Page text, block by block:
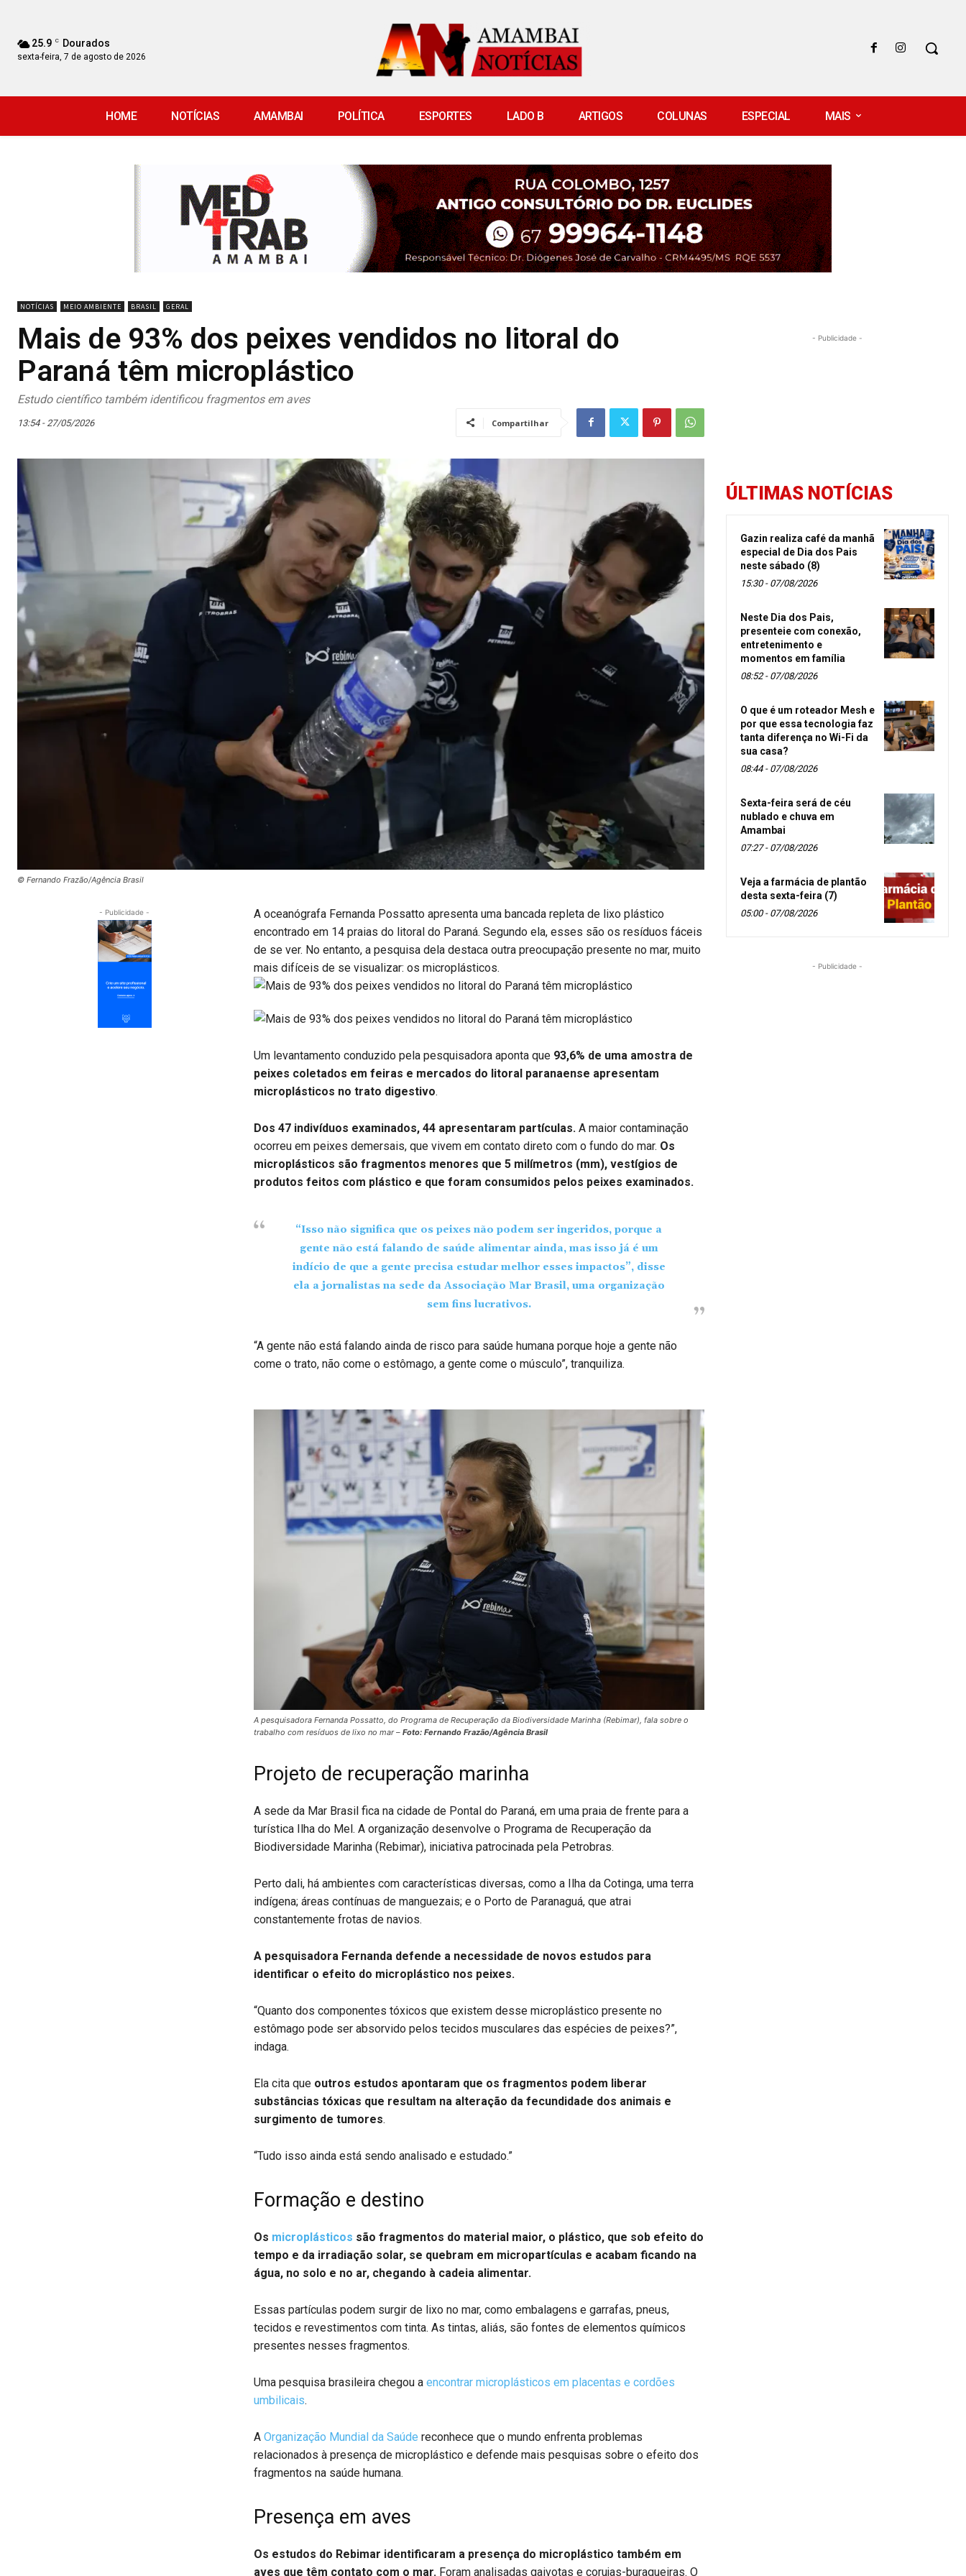
25.9 C Dourados
sexta-feira, 7 de agosto de 2026
HOME NOTÍCIAS AMAMBAI POLÍTICA ESPORTES LADO B ARTIGOS COLUNAS ESPECIAL MAIS
NOTÍCIAS MEIO AMBIENTE BRASIL GERAL
Mais de 93% dos peixes vendidos no litoral do
Paraná têm microplástico
Estudo científico também identificou fragmentos em aves
13:54 - 27/05/2026 Compartilhar
© Fernando Frazão/Agência Brasil
- Publicidade -
A oceanógrafa Fernanda Possatto apresenta uma bancada repleta de lixo plástico
encontrado em 14 praias do litoral do Paraná. Segundo ela, esses são os resíduos fáceis
de se ver. No entanto, a pesquisa dela destaca outra preocupação presente no mar, muito
mais difíceis de se visualizar: os microplásticos.
Um levantamento conduzido pela pesquisadora aponta que93,6% de uma amostra de
peixes coletados em feiras e mercados do litoral paranaense apresentam
microplásticos no trato digestivo.
Dos 47 indivíduos examinados, 44 apresentaram partículas. A maior contaminação
ocorreu em peixes demersais, que vivem em contato direto com o fundo do mar. Os
microplásticos são fragmentos menores que 5 milímetros (mm), vestígios de
produtos feitos com plástico e que foram consumidos pelos peixes examinados.
“Isso não significa que os peixes não podem ser ingeridos, porque a
gente não está falando de saúde alimentar ainda, mas isso já é um
indício de que a gente precisa estudar melhor esses impactos”, disse
ela a jornalistas na sede da Associação Mar Brasil, uma organização
sem fins lucrativos.
“A gente não está falando ainda de risco para saúde humana porque hoje a gente não
come o trato, não come o estômago, a gente come o músculo”, tranquiliza.
A pesquisadora Fernanda Possatto, do Programa de Recuperação da Biodiversidade Marinha (Rebimar), fala sobre o
trabalho com resíduos de lixo no mar – Foto: Fernando Frazão/Agência Brasil
Projeto de recuperação marinha
A sede da Mar Brasil fica na cidade de Pontal do Paraná, em uma praia de frente para a
turística Ilha do Mel. A organização desenvolve o Programa de Recuperação da
Biodiversidade Marinha (Rebimar), iniciativa patrocinada pela Petrobras.
Perto dali, há ambientes com características diversas, como a Ilha da Cotinga, uma terra
indígena; áreas contínuas de manguezais; e o Porto de Paranaguá, que atrai
constantemente frotas de navios.
A pesquisadora Fernanda defende a necessidade de novos estudos para
identificar o efeito do microplástico nos peixes.
“Quanto dos componentes tóxicos que existem desse microplástico presente no
estômago pode ser absorvido pelos tecidos musculares das espécies de peixes?”,
indaga.
Ela cita queoutros estudos apontaram que os fragmentos podem liberar
substâncias tóxicas que resultam na alteração da fecundidade dos animais e
surgimento de tumores.
“Tudo isso ainda está sendo analisado e estudado.”
Formação e destino
Os microplásticos são fragmentos do material maior, o plástico, que sob efeito do
tempo e da irradiação solar, se quebram em micropartículas e acabam ficando na
água, no solo e no ar, chegando à cadeia alimentar.
Essas partículas podem surgir de lixo no mar, como embalagens e garrafas, pneus,
tecidos e revestimentos com tinta. As tintas, aliás, são fontes de elementos químicos
presentes nesses fragmentos.
Uma pesquisa brasileira chegou a encontrar microplásticos em placentas e cordões
umbilicais.
AOrganização Mundial da Saúde reconhece que o mundo enfrenta problemas
relacionados à presença de microplástico e defende mais pesquisas sobre o efeito dos
fragmentos na saúde humana.
Presença em aves
Os estudos do Rebimar identificaram a presença do microplástico também em
aves que têm contato com o mar.Foram analisadas gaivotas e corujas-buraqueiras. O
- Publicidade -
ÚLTIMAS NOTÍCIAS
Gazin realiza café da manhã
especial de Dia dos Pais
neste sábado (8)
15:30 - 07/08/2026
Neste Dia dos Pais,
presenteie com conexão,
entretenimento e
momentos em família
08:52 - 07/08/2026
O que é um roteador Mesh e
por que essa tecnologia faz
tanta diferença no Wi-Fi da
sua casa?
08:44 - 07/08/2026
Sexta-feira será de céu
nublado e chuva em
Amambai
07:27 - 07/08/2026
Veja a farmácia de plantão
desta sexta-feira (7)
05:00 - 07/08/2026
- Publicidade -